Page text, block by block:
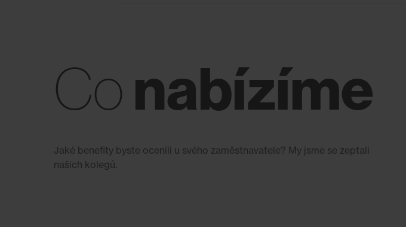
Co nabízíme
Jaké benefity byste ocenili u svého zaměstnavatele? My jsme se zeptali
našich kolegů.